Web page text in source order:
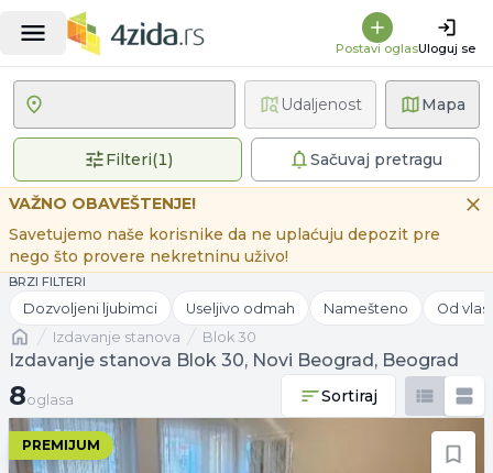
Postavi oglasUloguj se
Mapa
Filteri(1)1 primenjen filterSačuvaj pretragu
Udaljenost
VAŽNO OBAVEŠTENJE!
Savetujemo naše korisnike da ne uplaćuju depozit pre
nego što provere nekretninu uživo!
BRZI FILTERI
Dozvoljeni ljubimci Useljivo odmah Namešteno Od
Naslovnaizdavanje stanova Blok 30
Izdavanje stanova Blok 30, Novi Beograd, Beograd
8 oglasa
8oglasa Sortiraj
PREMIJUM